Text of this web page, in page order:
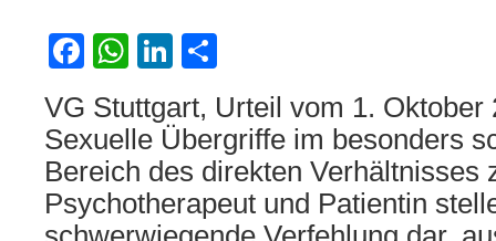
Facebook
WhatsApp
LinkedIn
VG Stuttgart, Urteil vom 1. Oktober
Sexuelle Übergriffe im besonders
Bereich des direkten Verhältnisses
Psychotherapeut und Patientin